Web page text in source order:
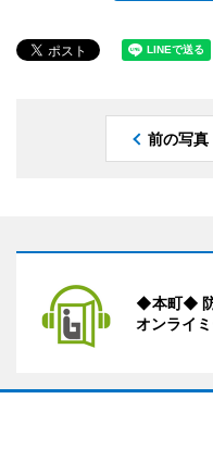
前の写真
◆本町◆
オンライ